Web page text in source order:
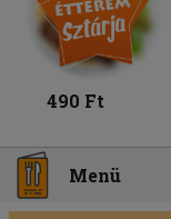
490 Ft
Menü